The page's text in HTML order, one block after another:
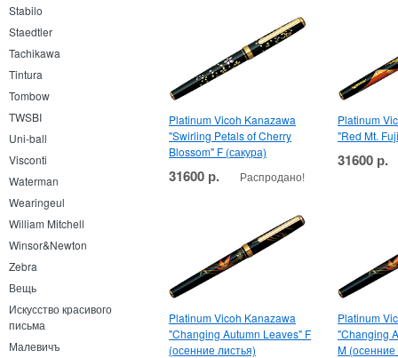
Stabilo
Staedtler
Tachikawa
Tintura
Tombow
TWSBI
Uni-ball
Visconti
Waterman
Wearingeul
William Mitchell
Winsor&Newton
Zebra
Вещь
Искусство красивого
письма
Малевичъ
Platinum Vicoh Kanazawa
"Swirling Petals of Cherry
Blossom" F (сакура)
31600 р. Распродано!
Platinum
"Red Mt.
31600 р.
Platinum Vicoh Kanazawa
"Changing Autumn Leaves" F
(осенние листья)
Platinum
"Changing
M (осенние